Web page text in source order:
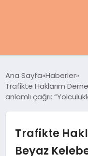
KADIN
Ana Sayfa Haberler
Trafikte Haklarım
anlamlı çağrı:
Trafikte
Beyaz